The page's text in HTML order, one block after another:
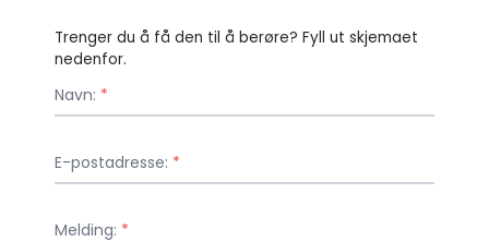
Trenger du å få den til å berøre? Fyll ut skjemaet
nedenfor.
Navn: *
E-postadresse: *
Melding: *